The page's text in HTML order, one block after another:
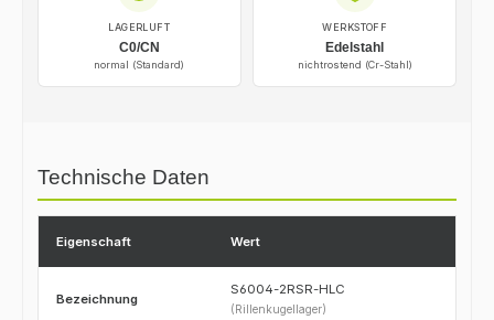
LAGERLUFT
C0/CN
normal (Standard)
WERKSTOFF
Edelstahl
nichtrostend (Cr-Stahl)
Technische Daten
Eigenschaft Wert
Bezeichnung
S6004-2RSR-HLC
(Rillenkugellager)